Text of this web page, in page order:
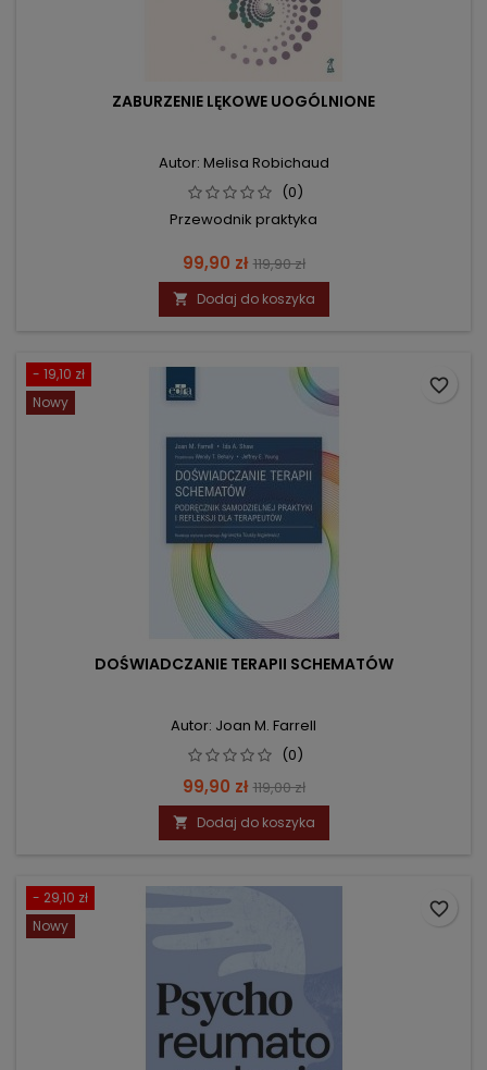
ZABURZENIE LĘKOWE UOGÓLNIONE
Autor: Melisa Robichaud
(0)
Przewodnik praktyka
Cena
99,90 zł Cena
podstawowa
119,90 zł
 Dodaj do koszyka
- 19,10 zł
Nowy
DOŚWIADCZANIE TERAPII SCHEMATÓW
Autor: Joan M. Farrell
(0)
Cena
99,90 zł Cena
podstawowa
119,00 zł
 Dodaj do koszyka
favorite_border
- 29,10 zł
Nowy
favorite_border